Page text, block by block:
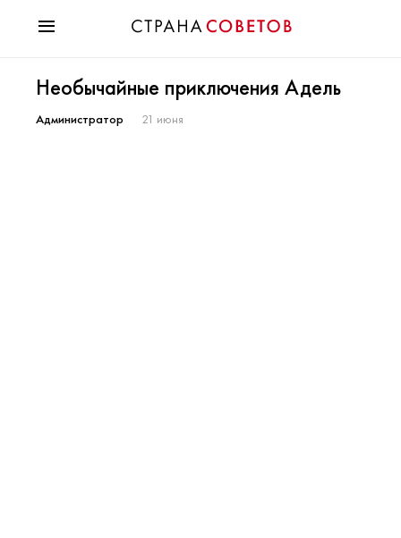
Мода
Звезды
Необычайные приключения Адель
Администратор 21 июня